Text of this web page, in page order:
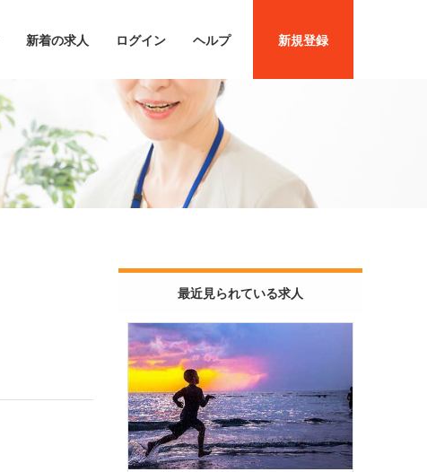
新着の求人 ログイン ヘルプ 新規登録
最近見られている求人